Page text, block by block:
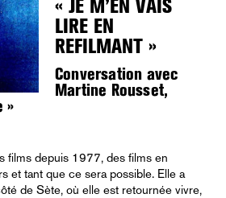
« JE M’EN VAIS
LIRE EN
REFILMANT »
Conversation avec
Martine Rousset,
»
et tant que ce sera possible. Elle a
de Sète, où elle est retournée vivre,